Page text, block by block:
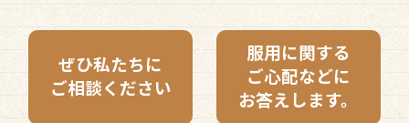
ぜひ私たちに
ご相談ください
服用に関する
ご心配などに
お答えします。